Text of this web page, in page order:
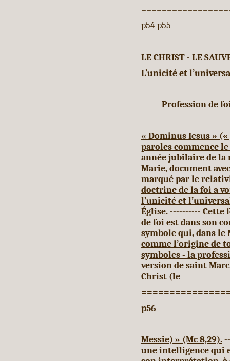
p54 p55
LE CHRIST - LE
L’unicité et
Profession de
« Dominus Iesus » («
paroles commence
année jubilaire de la
Marie, document
marqué par le
doctrine de la foi a
l’unicité et
Église.---------- Cette
de foi est dans son
symbole qui, dans le
comme l’origine de
symboles - la
version de saint
Christ (le
p56
Messie) » (Mc 8,29).
une intelligence qui